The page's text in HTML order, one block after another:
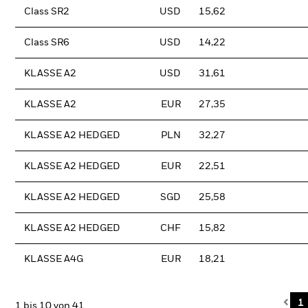
Class SR2 USD 15,62
Class SR6 USD 14,22
KLASSE A2 USD 31,61
KLASSE A2 EUR 27,35
KLASSE A2 HEDGED PLN 32,27
KLASSE A2 HEDGED EUR 22,51
KLASSE A2 HEDGED SGD 25,58
KLASSE A2 HEDGED CHF 15,82
KLASSE A4G EUR 18,21
1 bis 10 von 41 1